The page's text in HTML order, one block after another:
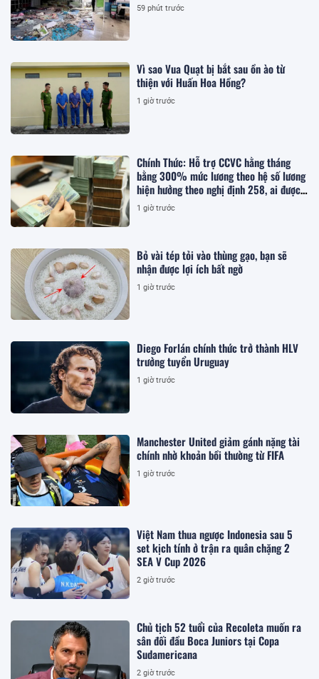
59 phút trước
Vì sao Vua Quạt bị bắt sau ồn ào từ
thiện với Huấn Hoa Hồng?
1 giờ trước
Chính Thức: Hỗ trợ CCVC hằng tháng
bằng 300% mức lương theo hệ số lương
hiện hưởng theo nghị định 258, ai được
hưởng?
1 giờ trước
Bỏ vài tép tỏi vào thùng gạo, bạn sẽ
nhận được lợi ích bất ngờ
1 giờ trước
Diego Forlán chính thức trở thành HLV
trưởng tuyển Uruguay
1 giờ trước
Manchester United giảm gánh nặng tài
chính nhờ khoản bồi thường từ FIFA
1 giờ trước
Việt Nam thua ngược Indonesia sau 5
set kịch tính ở trận ra quân chặng 2
SEA V Cup 2026
2 giờ trước
Chủ tịch 52 tuổi của Recoleta muốn ra
sân đối đầu Boca Juniors tại Copa
Sudamericana
2 giờ trước